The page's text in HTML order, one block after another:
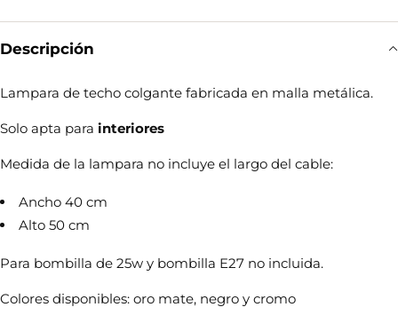
Descripción
Lampara de techo colgante fabricada en malla metálica.
Solo apta para interiores
Medida de la lampara no incluye el largo del cable:
Ancho 40 cm
Alto 50 cm
Para bombilla de 25w y bombilla E27 no incluida.
Colores disponibles: oro mate, negro y cromo